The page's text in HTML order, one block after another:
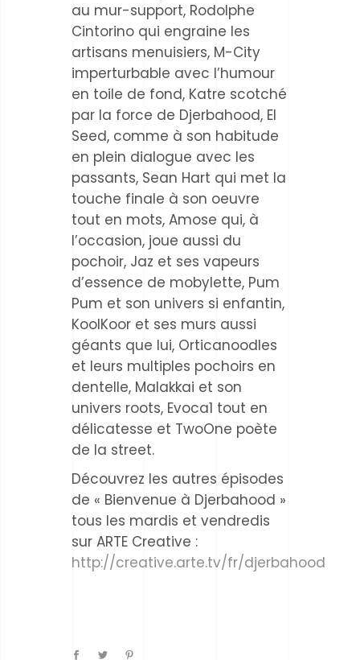
au mur-support, Rodolphe
Cintorino qui engraine les
artisans menuisiers, M-City
imperturbable avec l’humour
en toile de fond, Katre scotché
par la force de Djerbahood, El
Seed, comme à son habitude
en plein dialogue avec les
passants, Sean Hart qui met la
touche finale à son oeuvre
tout en mots, Amose qui, à
l’occasion, joue aussi du
pochoir, Jaz et ses vapeurs
d’essence de mobylette, Pum
Pum et son univers si enfantin,
KoolKoor et ses murs aussi
géants que lui, Orticanoodles
et leurs multiples pochoirs en
dentelle, Malakkai et son
univers roots, Evoca1 tout en
délicatesse et TwoOne poète
de la street.
Découvrez les autres épisodes
de « Bienvenue à Djerbahood »
tous les mardis et vendredis
sur ARTE Creative :
http://creative.arte.tv/fr/djerbahood